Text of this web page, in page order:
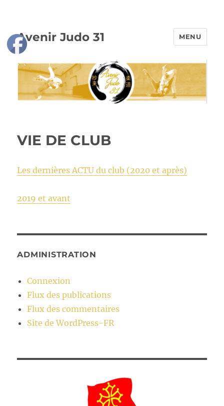
Avenir Judo 31 MENU
VIE DE CLUB
Les dernières ACTU du club (2020 et après)
2019 et avant
ADMINISTRATION
Connexion
Flux des publications
Flux des commentaires
Site de WordPress-FR